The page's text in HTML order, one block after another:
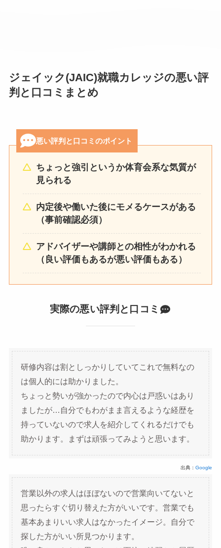
ジェイック(JAIC)就職カレッジの悪い評
判と口コミまとめ
悪い評判と口コミのポイント
ちょっと強引というか体育会系な気質が
見られる
内定後や働いた後にモメるケースがある
（事前確認必須）
アドバイザーや講師との相性がわかれる
（良い評価もあるが悪い評価もある）
実際の悪い評判と口コミ
研修内容は割としっかりしていてこれで無料なの
は個人的には助かりました。
ちょっと勢いが強かったので内心は戸惑いはあり
ましたが…自分でもわがまま言えるような経歴を
持っていないので求人を紹介してくれるだけでも
助かります。まずは頑張ってみようと思います。
出典：Google
営業以外の求人はほぼないので営業向いてないと
思ったらすぐ切り替えた方がいいです。営業でも
基本あまりいい求人はなかったイメージ。自分で
探した方がいい所見つかります。